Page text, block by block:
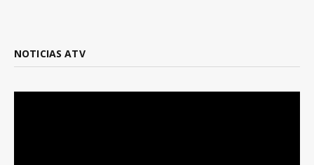
NOTICIAS ATV